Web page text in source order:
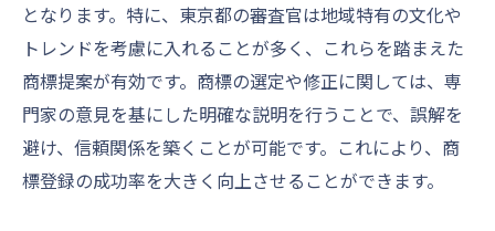
となります。特に、東京都の審査官は地域特有の文化や
トレンドを考慮に入れることが多く、これらを踏まえた
商標提案が有効です。商標の選定や修正に関しては、専
門家の意見を基にした明確な説明を行うことで、誤解を
避け、信頼関係を築くことが可能です。これにより、商
標登録の成功率を大きく向上させることができます。